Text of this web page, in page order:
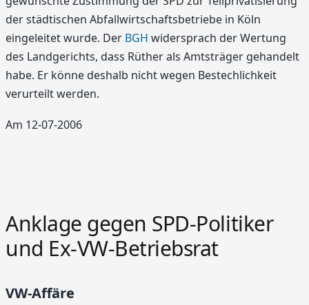
der städtischen Abfallwirtschaftsbetriebe in Köln
eingeleitet wurde. Der BGH widersprach der Wertung
des Landgerichts, dass Rüther als Amtsträger gehandelt
habe. Er könne deshalb nicht wegen Bestechlichkeit
verurteilt werden.
Am 12-07-2006
Anklage gegen SPD-Politiker
und Ex-VW-Betriebsrat
VW-Affäre